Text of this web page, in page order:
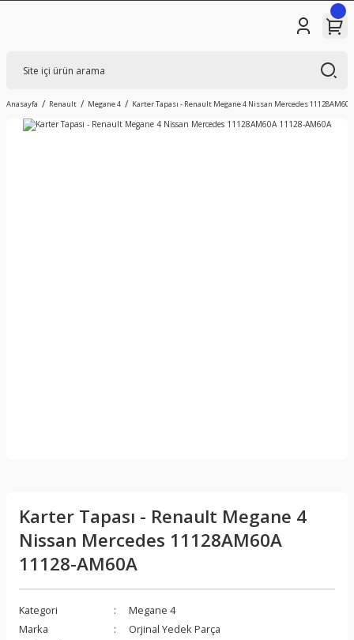
Anasayfa Renault Megane 4 Karter Tapası - Renault Megane 4 Nissan Mercedes
Karter Tapası - Renault Megane 4
Nissan Mercedes 11128AM60A
11128-AM60A
Kategori
Megane 4
Marka
Orjinal Yedek Parça